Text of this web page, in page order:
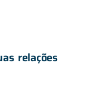
relações